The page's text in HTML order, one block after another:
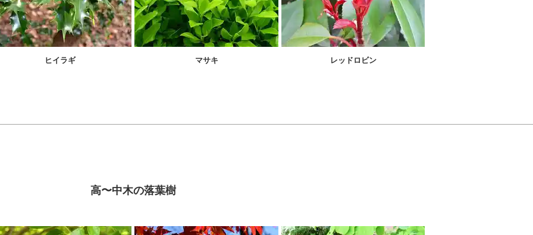
ヒイラギ マサキ レッドロビン
高〜中木の落葉樹